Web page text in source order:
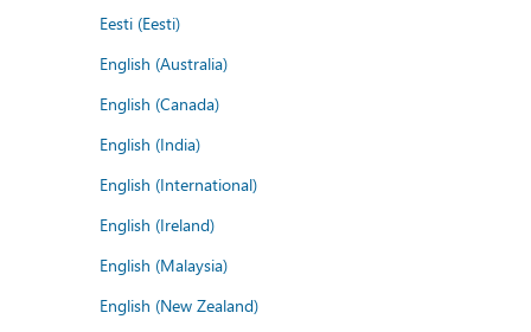
Eesti (Eesti)
English (Australia)
English (Canada)
English (India)
English (International)
English (Ireland)
English (Malaysia)
English (New Zealand)